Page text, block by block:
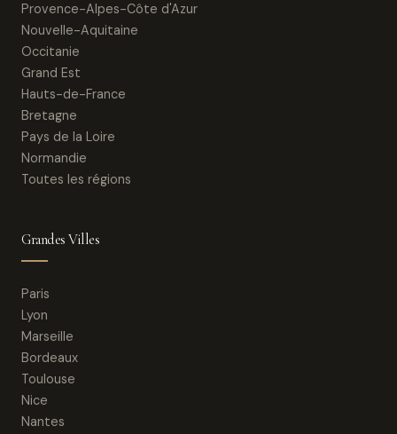
Provence-Alpes-Côte d'Azur
Nouvelle-Aquitaine
Occitanie
Grand Est
Hauts-de-France
Bretagne
Pays de la Loire
Normandie
Toutes les régions
Grandes Villes
Paris
Lyon
Marseille
Bordeaux
Toulouse
Nice
Nantes